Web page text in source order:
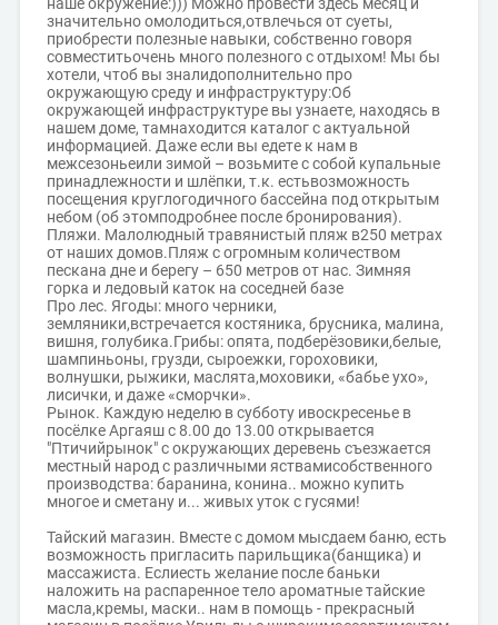
значительно омолодиться,отвлечься от суеты,
приобрести полезные навыки, собственно говоря
совместитьочень много полезного с отдыхом! Мы бы
хотели, чтоб вы зналидополнительно про
окружающую среду и инфраструктуру:Об
окружающей инфраструктуре вы узнаете, находясь в
нашем доме, тамнаходится каталог с актуальной
информацией. Даже если вы едете к нам в
межсезоньеили зимой – возьмите с собой купальные
принадлежности и шлёпки, т.к. естьвозможность
посещения круглогодичного бассейна под открытым
небом (об этомподробнее после бронирования).
Пляжи. Малолюдный травянистый пляж в250 метрах
от наших домов.Пляж с огромным количеством
пескана дне и берегу – 650 метров от нас. Зимняя
горка и ледовый каток на соседней базе
Про лес. Ягоды: много черники,
земляники,встречается костяника, брусника, малина,
вишня, голубика.Грибы: опята, подберёзовики,белые,
шампиньоны, грузди, сыроежки, гороховики,
волнушки, рыжики, маслята,моховики, «бабье ухо»,
лисички, и даже «сморчки».
Рынок. Каждую неделю в субботу ивоскресенье в
посёлке Аргаяш с 8.00 до 13.00 открывается
"Птичийрынок" с окружающих деревень съезжается
местный народ с различными яствамисобственного
производства: баранина, конина.. можно купить
многое и сметану и... живых уток с гусями!
Тайский магазин. Вместе с домом мысдаем баню, есть
возможность пригласить парильщика(банщика) и
массажиста. Еслиесть желание после баньки
наложить на распаренное тело ароматные тайские
масла,кремы, маски.. нам в помощь - прекрасный